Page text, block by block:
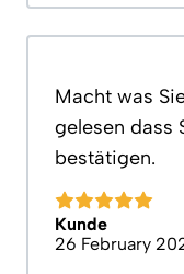
Macht was
gelesen dass
bestätigen.
Kunde
26 February